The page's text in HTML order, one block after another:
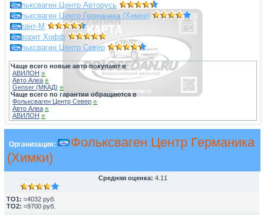
Фольксваген Центр Авторусь
Фольксваген Центр Германика (Химки)
Атлант-М
Фаворит Хофф
Фольксваген Центр Север
Чаще всего новые авто покупают в
АВИЛОН ⍟
Авто Алеа ⍟
Genser (МКАД) ⍟
Чаще всего по гарантии обращаются в
Фольксваген Центр Север ⍟
Авто Алеа ⍟
АВИЛОН ⍟
Организация:
Фольксваген Центр Германика
(Химки)
Средняя оценка: 4.11
TO1: ≈4032 руб.
TO2: ≈9700 руб.